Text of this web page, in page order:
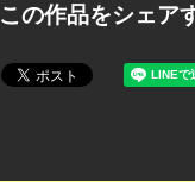
この作品をシェア